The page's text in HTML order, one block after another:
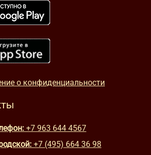
о конфиденциальности
+7 963 644 4567
+7 (495) 664 36 98